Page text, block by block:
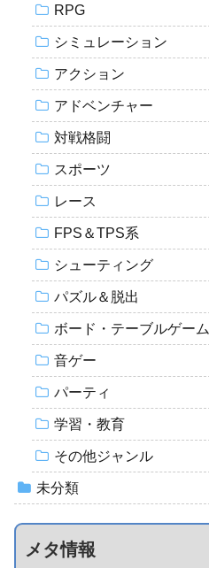
RPG
シミュレーション
アクション
アドベンチャー
対戦格闘
スポーツ
レース
FPS＆TPS系
シューティング
パズル＆脱出
ボード・テーブルゲーム
音ゲー
パーティ
学習・教育
その他ジャンル
未分類
メタ情報